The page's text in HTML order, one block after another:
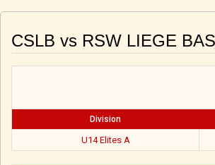
CSLB vs RSW LIEGE
Division
U14 Elites A